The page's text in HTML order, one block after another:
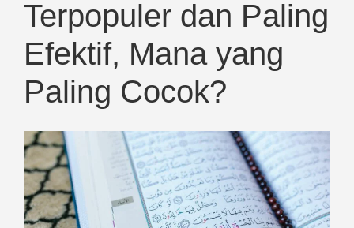
Terpopuler dan Paling
Efektif, Mana yang
Paling Cocok?